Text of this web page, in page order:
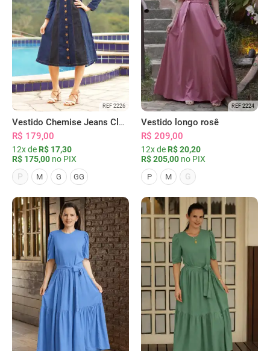
REF 2226
Vestido Chemise Jeans Clássica Serena
R$ 179,00
12x de R$ 17,30
R$ 175,00 no PIX
P
M G GG
REF 2224
Vestido longo rosê
R$ 209,00
12x de R$ 20,20
R$ 205,00 no PIX
P M G